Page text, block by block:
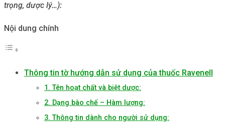
trọng, dược lý…):
Nội dung chính
Thông tin tờ hướng dẫn sử dụng của thuốc Ravenell
1. Tên hoạt chất và biệt dược:
2. Dạng bào chế – Hàm lượng:
3. Thông tin dành cho người sử dụng: